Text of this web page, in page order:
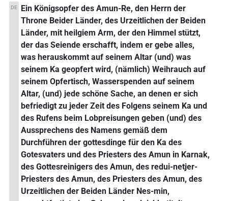
DE
Ein Königsopfer des Amun-Re, den Herrn der
Throne Beider Länder, des Urzeitlichen der Beiden
Länder, mit heilgiem Arm, der den Himmel stützt,
der das Seiende erschafft, indem er gebe alles,
was herauskommt auf seinem Altar (und) was
seinem Ka geopfert wird, (nämlich) Weihrauch auf
seinem Opfertisch, Wasserspenden auf seinem
Altar, (und) jede schöne Sache, an denen er sich
befriedigt zu jeder Zeit des Folgens seinem Ka und
des Rufens beim Lobpreisungen geben (und) des
Aussprechens des Namens gemäß dem
Durchführen der gottesdinge für den Ka des
Gotesvaters und des Priesters des Amun in Karnak,
des Gottesreinigers des Amun, des redui-netjer-
Priesters des Amun, des Priesters des Amun, des
Urzeitlichen der Beiden Länder Nes-min,